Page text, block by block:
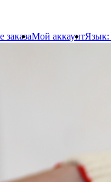
Мой аккаунтЯзык: